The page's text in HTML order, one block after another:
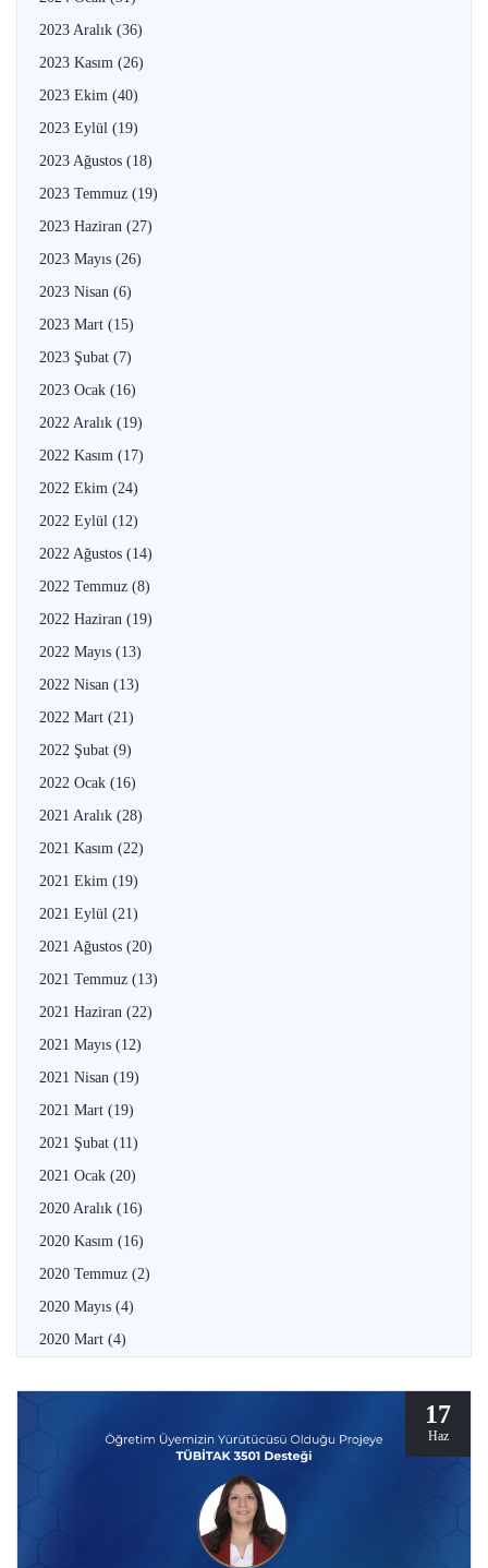
2023 Aralık (36)
2023 Kasım (26)
2023 Ekim (40)
2023 Eylül (19)
2023 Ağustos (18)
2023 Temmuz (19)
2023 Haziran (27)
2023 Mayıs (26)
2023 Nisan (6)
2023 Mart (15)
2023 Şubat (7)
2023 Ocak (16)
2022 Aralık (19)
2022 Kasım (17)
2022 Ekim (24)
2022 Eylül (12)
2022 Ağustos (14)
2022 Temmuz (8)
2022 Haziran (19)
2022 Mayıs (13)
2022 Nisan (13)
2022 Mart (21)
2022 Şubat (9)
2022 Ocak (16)
2021 Aralık (28)
2021 Kasım (22)
2021 Ekim (19)
2021 Eylül (21)
2021 Ağustos (20)
2021 Temmuz (13)
2021 Haziran (22)
2021 Mayıs (12)
2021 Nisan (19)
2021 Mart (19)
2021 Şubat (11)
2021 Ocak (20)
2020 Aralık (16)
2020 Kasım (16)
2020 Temmuz (2)
2020 Mayıs (4)
2020 Mart (4)
17
Haz